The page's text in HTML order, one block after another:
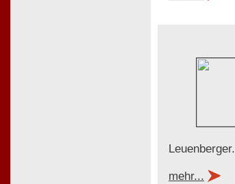
Leuenberger.
mehr...